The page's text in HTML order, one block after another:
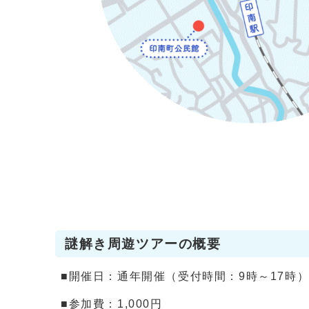
謎解き周遊ツアーの概要
■開催日：通年開催（受付時間：9時～17時）
■参加費：1,000円